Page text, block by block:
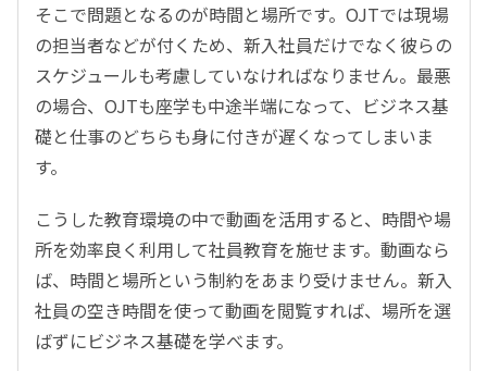
そこで問題となるのが時間と場所です。OJTでは現場
の担当者などが付くため、新入社員だけでなく彼らの
スケジュールも考慮していなければなりません。最悪
の場合、OJTも座学も中途半端になって、ビジネス基
礎と仕事のどちらも身に付きが遅くなってしまいま
す。
こうした教育環境の中で動画を活用すると、時間や場
所を効率良く利用して社員教育を施せます。動画なら
ば、時間と場所という制約をあまり受けません。新入
社員の空き時間を使って動画を閲覧すれば、場所を選
ばずにビジネス基礎を学べます。